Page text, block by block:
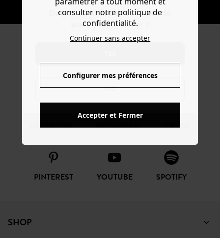
Do you want to be redirected to
www.promod.com ?
NO
COMMUNAUTÉ
FACEBOOK INSTAGRAM TIKTOK
PINTEREST YOUTUBE SPOTIFY
SHOP
consulter notre politique de
confidentialité.
Continuer sans accepter
Configurer mes préférences
Accepter et Fermer